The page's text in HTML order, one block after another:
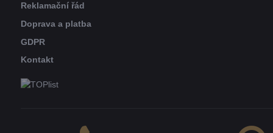
Reklamační řád
Doprava a platba
GDPR
Kontakt